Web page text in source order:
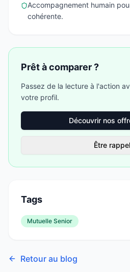
Accompagnement humain
cohérente.
Prêt à comparer ?
Passez de la lecture à l'action
votre profil.
Découvrir nos
Être
Tags
Mutuelle Senior
Retour au blog